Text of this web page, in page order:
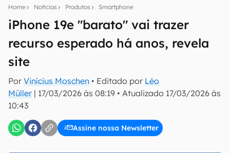
Home Notícias Produtos Smartphone
iPhone 19e "barato" vai trazer
recurso esperado há anos, revela
site
Por Vinícius Moschen • Editado por Léo
Müller | 17/03/2026 às 08:19 • Atualizado 17/03/2026 às
10:43
Assine nossa Newsletter
notícias e reviews sobre tecnologia em primeira
E-mail
inscreva-se
Uso e Política de Privacidade do Canaltech.